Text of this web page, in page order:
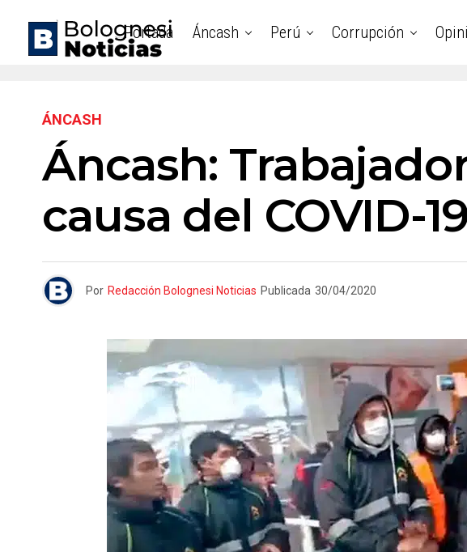
Portada Áncash Perú Corrupción
ÁNCASH
Áncash:
causa del COVID-19
Por Redacción Bolognesi Noticias Publicada 30/04/2020